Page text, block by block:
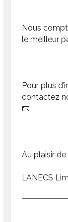
Nous
le meilleur
Pour plus
contactez
📧
Au plaisir
L’ANECS